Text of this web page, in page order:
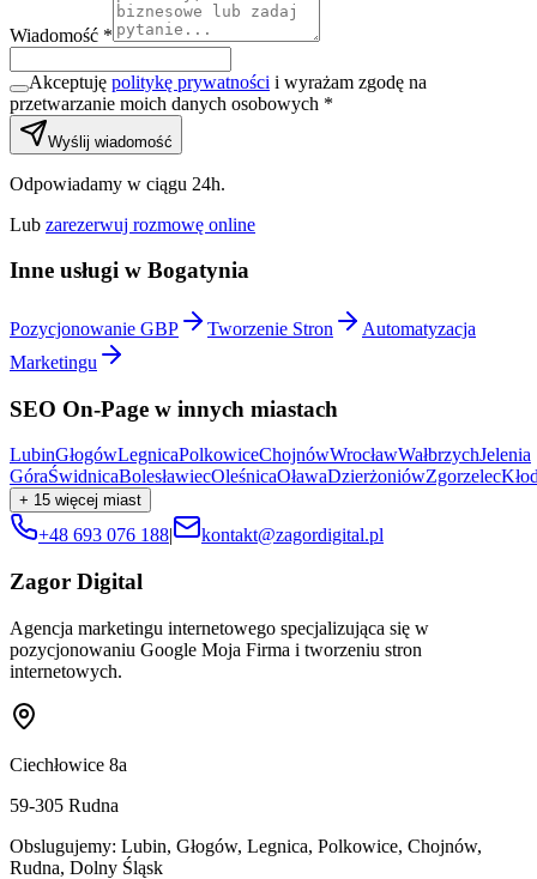
Wiadomość *
Akceptuję politykę prywatności i wyrażam zgodę na
przetwarzanie moich danych osobowych *
Wyślij wiadomość
Odpowiadamy w ciągu 24h.
Lub zarezerwuj rozmowę online
Inne usługi w Bogatynia
Pozycjonowanie GBP Tworzenie Stron
Automatyzacja
Marketingu
SEO On-Page w innych miastach
LubinGłogówLegnicaPolkowiceChojnówWrocławWałbrzychJelenia
GóraŚwidnicaBolesławiecOleśnicaOławaDzierżoniówZgorzelec
+ 15 więcej miast
+48 693 076 188| kontakt@zagordigital.pl
Zagor Digital
Agencja marketingu internetowego specjalizująca się w
pozycjonowaniu Google Moja Firma i tworzeniu stron
internetowych.
Ciechłowice 8a
59-305 Rudna
Obslugujemy: Lubin, Głogów, Legnica, Polkowice, Chojnów,
Rudna, Dolny Śląsk